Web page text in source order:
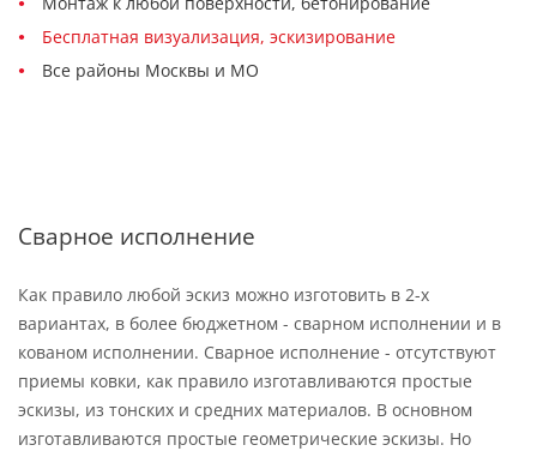
Бесплатная визуализация, эскизирование
Все районы Москвы и МО
Сварное исполнение
Как правило любой эскиз можно изготовить в 2-х
вариантах, в более бюджетном - сварном исполнении и в
кованом исполнении. Сварное исполнение - отсутствуют
приемы ковки, как правило изготавливаются простые
эскизы, из тонских и средних материалов. В основном
изготавливаются простые геометрические эскизы. Но